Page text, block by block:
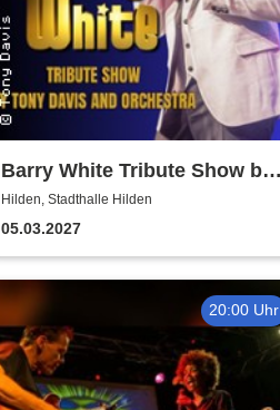
Barry White Tribute Show by
Tony Davis and Orchestra
Hilden, Stadthalle Hilden
05.03.2027
20:00 Uhr